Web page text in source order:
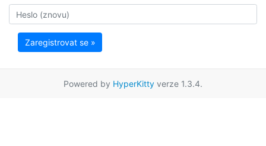
Zaregistrovat se »
Powered by HyperKitty verze 1.3.4.